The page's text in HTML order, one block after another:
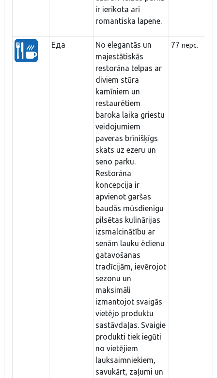
ir ierīkota arī
romantiska lapene.
Еда
No elegantās un
majestātiskās
restorāna telpas ar
diviem stūra
kamīniem un
restaurētiem
baroka laika griestu
veidojumiem
paveras brīnišķīgs
skats uz ezeru un
seno parku.
Restorāna
koncepcija ir
apvienot garšas
baudās mūsdienīgu
pilsētas kulinārijas
izsmalcinātību ar
senām lauku ēdienu
gatavošanas
tradīcijām, ievērojot
sezonu un
maksimāli
izmantojot svaigās
vietējo produktu
sastāvdaļas. Svaigie
produkti tiek iegūti
no vietējiem
lauksaimniekiem,
savukārt, zaļumi un
77 перс.